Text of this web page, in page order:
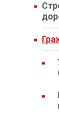
Строительство и благоустройство